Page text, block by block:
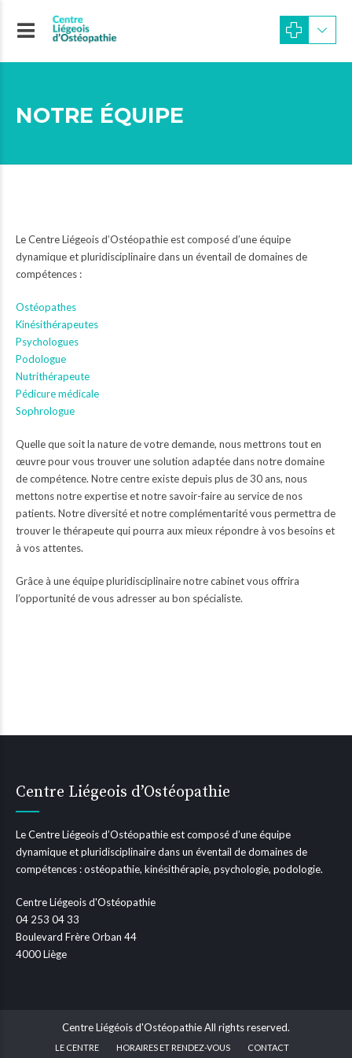
NOTRE ÉQUIPE
Le Centre Liégeois d’Ostéopathie est composé d’une équipe
dynamique et pluridisciplinaire dans un éventail de domaines de
compétences :
Ostéopathes
Kinésithérapeutes
Psychologues
Podologue
Nutrithérapeute
Pédicure médicale
Sophrologue
Quelle que soit la nature de votre demande, nous mettrons tout en
œuvre pour vous trouver une solution adaptée dans notre domaine
de compétence. Notre centre existe depuis plus de 30 ans, nous
mettons notre expertise et notre savoir-faire au service de nos
patients. Notre diversité et notre complémentarité vous permettra de
trouver le thérapeute qui pourra aux mieux répondre à vos besoins et
à vos attentes.
Grâce à une équipe pluridisciplinaire notre cabinet vous offrira
l’opportunité de vous adresser au bon spécialiste.
Centre Liégeois d’Ostéopathie
Le Centre Liégeois d’Ostéopathie est composé d’une équipe
dynamique et pluridisciplinaire dans un éventail de domaines de
compétences : ostéopathie, kinésithérapie, psychologie, podologie.
Centre Liégeois d'Ostéopathie
04 253 04 33
Boulevard Frère Orban 44
4000 Liège
Centre Liégéois d'Ostéopathie All rights reserved.
LE CENTRE HORAIRES ET RENDEZ-VOUS CONTACT